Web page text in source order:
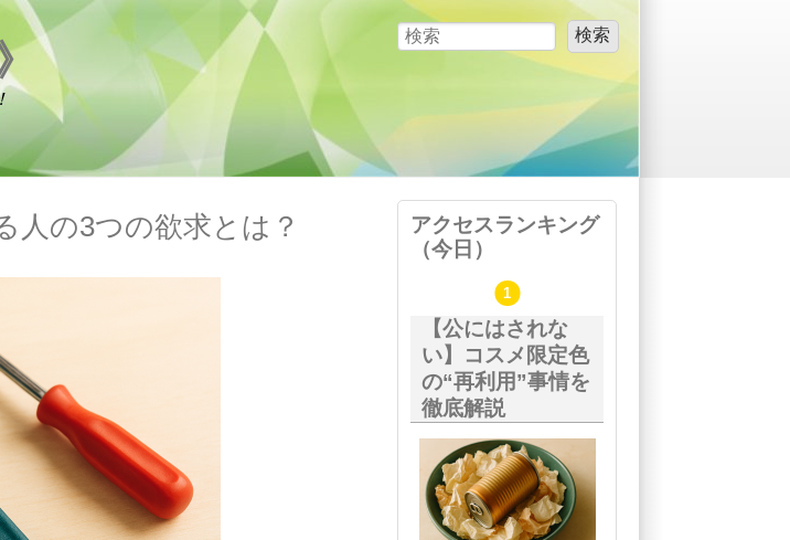
検索フォーム
検索
人の3つの欲求とは？
アクセスランキング
（今日）
【公にはされな
い】コスメ限定色
の“再利用”事情を
徹底解説